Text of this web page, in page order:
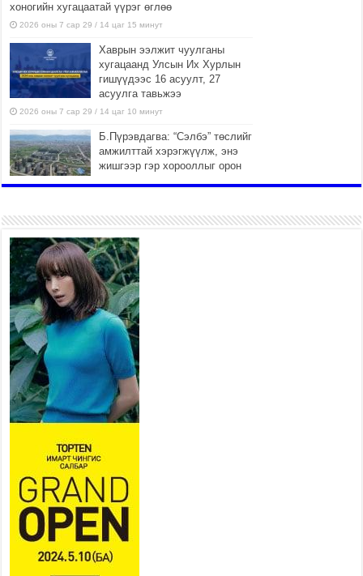
хоногийн хугацаатай үүрэг өглөө
2026 оны 7 сар 29 / 14 цаг 15 минут
Хаврын ээлжит чуулганы
хугацаанд Улсын Их Хурлын
гишүүдээс 16 асуулт, 27
асуулга тавьжээ
2026 оны 7 сар 29 / 14 цаг 10 минут
Б.Пүрэвдагва: “Сэлбэ” төслийг
амжилттай хэрэгжүүлж, энэ
жишгээр гэр хорооллыг орон
Иргэд нийгмийн харилцаа,
хөдөлмөр эрхлэхэд
тулгамдаж буй асуудлаа УИХ-
ын гишүүнд уламжиллаа
2026 оны 7 сар 29 / 9 цаг 52 минут
“СМАРТ СЭЛБЭ СИТИ”-Г
ЗОРИЛТОТ БҮЛЭГТ ХҮРГЭХ
ХҮРЭЭНД МКВ-ИЙН ҮНИЙГ
БУУЛГАХ ҮҮРЭГ ӨГӨВ
2026 оны 7 сар 28 / 16 цаг 47 минут
Эдийн засгийн эрх чөлөөний тухай хуулийн үр
дүнд хөрөнгө оруулалтын таатай орчин бүрдэнэ
Нийгмийн чиглэлийн төслүүдийн санхүүжилтэд
хийгдэж буй шалгалтын улмаас сургуулийн
бүтээн байгуулалтын төслийн ашиглалтад орох
хугацаа хойшилж байна
2026 оны 7 сар 28 / 14 цаг 33 минут
Хан-Уул дүүргийн 4 дүгээр хороонд баригдсан
960 хүүхдийн хүчин чадалтай сургуулийн